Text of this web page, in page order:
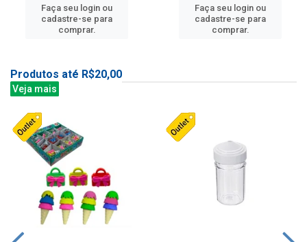
Faça seu login ou
cadastre-se para
comprar.
Faça seu login ou
cadastre-se para
comprar.
Produtos até R$20,00
Veja mais